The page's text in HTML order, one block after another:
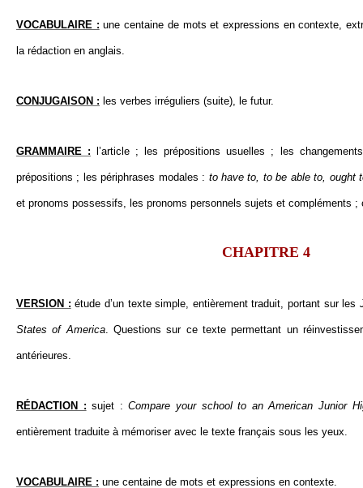
VOCABULAIRE : une centaine de mots et expressions en contexte,
la rédaction en anglais.
CONJUGAISON : les verbes irréguliers (suite), le futur.
GRAMMAIRE : l’article ; les prépositions usuelles ; les
prépositions ; les périphrases modales : to have to, to be able to, ought
et pronoms possessifs, les pronoms personnels sujets et compléments
CHAPITRE 4
VERSION : étude d’un texte simple, entièrement traduit, portant sur les
States of America. Questions sur ce texte permettant un
antérieures.
RÉDACTION : sujet :Compare your school to an American Junior
entièrement traduite à mémoriser avec le texte français sous les yeux.
VOCABULAIRE : une centaine de mots et expressions en contexte.